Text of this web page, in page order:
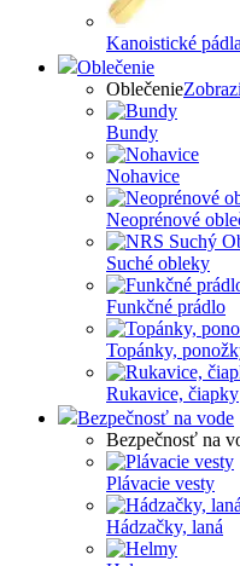
Kanoistické pádla
Oblečenie
Oblečenie
Bundy
Nohavice
Neoprénové
Suché obleky
Funkčné prádlo
Topánky,
Rukavice, čiapky
Bezpečnosť na vode
Bezpečnosť na
Plávacie vesty
Hádzačky, laná